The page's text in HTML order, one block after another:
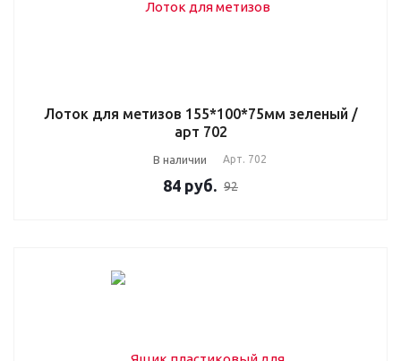
Лоток для метизов 155*100*75мм зеленый /
арт 702
В наличии Арт. 702
84 руб. 92